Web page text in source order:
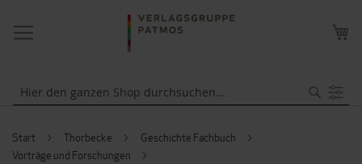
NAVIGATION
UMSCHALTEN
Start Thorbecke
Geschichte Fachbuch
Vorträge und Forschungen